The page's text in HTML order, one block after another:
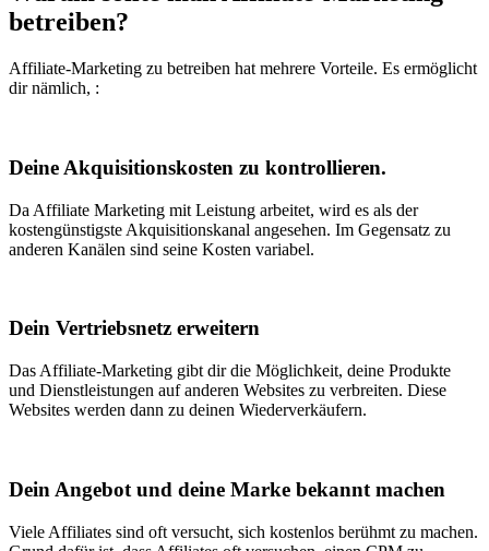
betreiben?
Affiliate-Marketing zu betreiben hat mehrere Vorteile. Es ermöglicht
dir nämlich, :
Deine Akquisitionskosten zu kontrollieren.
Da Affiliate Marketing mit Leistung arbeitet, wird es als der
kostengünstigste Akquisitionskanal angesehen. Im Gegensatz zu
anderen Kanälen sind seine Kosten variabel.
Dein Vertriebsnetz erweitern
Das Affiliate-Marketing gibt dir die Möglichkeit, deine Produkte
und Dienstleistungen auf anderen Websites zu verbreiten. Diese
Websites werden dann zu deinen Wiederverkäufern.
Dein Angebot und deine Marke bekannt machen
Viele Affiliates sind oft versucht, sich kostenlos berühmt zu machen.